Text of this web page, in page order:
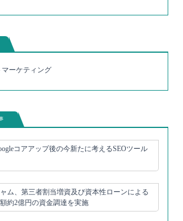
マーケティング
コアアップ後の今新たに考えるSEOツール
ム、第三者割当増資及び資本性ローンによる
約2億円の資金調達を実施